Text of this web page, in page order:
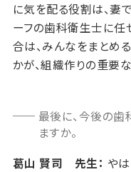
に気を配る役割は、妻
ーフの歯科衛生士に任
合は、みんなをまとめ
かが、組織作りの重要
最後に、今後の
ますか。
葛山 賢司 先生： や